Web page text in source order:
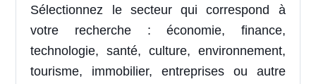
Sélectionnez le secteur qui correspond à
votre recherche : économie, finance,
technologie, santé, culture, environnement,
tourisme, immobilier, entreprises ou autre